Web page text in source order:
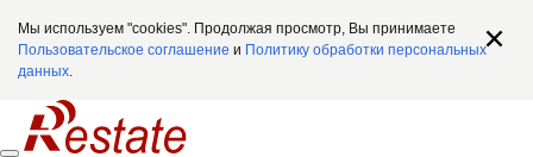
Мы используем "cookies". Продолжая просмотр, Вы принимаете
Пользовательское соглашение и Политику обработки персональных
данных.